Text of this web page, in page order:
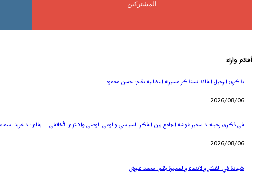
المشتركين
أقلام واَراء
بذكرى الرحيل القائد نستذكر مسيرته النضالية بقلم: حسن محمود
2026/08/06
في ذكرى رحيله: د.سمير غوشة الجامع بين الفكر السياسي والوعي الوطني والالتزام الأخلاقي … بقلم : د.فريد
2026/08/06
شهادة في الفكر والانتماء والمسيرة بقلم: محمد علوش